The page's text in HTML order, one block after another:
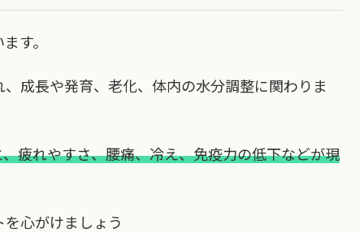
す。
、成長や発育、老化、体内の水分調整に関わりま
疲れやすさ、腰痛、冷え、免疫力の低下などが現
を心がけましょう